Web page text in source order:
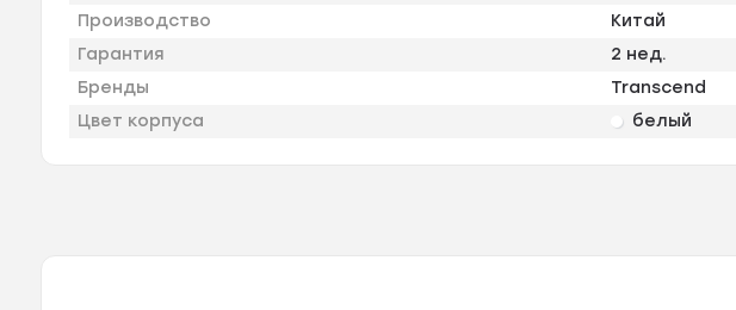
Производство
Китай
Гарантия
2 нед.
Бренды
Transcend
Цвет корпуса
белый